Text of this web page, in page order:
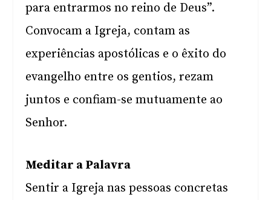
para entrarmos no reino de Deus”.
Convocam a Igreja, contam as
experiências apostólicas e o êxito do
evangelho entre os gentios, rezam
juntos e confiam-se mutuamente ao
Senhor.
Meditar a Palavra
Sentir a Igreja nas pessoas concretas